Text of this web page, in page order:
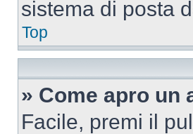
sistema di posta
Top
» Come apro un
Facile, premi il